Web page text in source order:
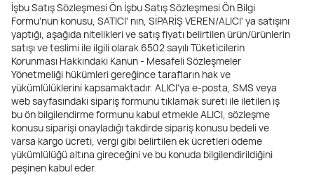
İşbu Satış Sözleşmesi Ön İşbu Satış Sözleşmesi Ön Bilgi
Formu’nun konusu, SATICI' nın, SİPARİŞ VEREN/ALICI' ya satışını
yaptığı, aşağıda nitelikleri ve satış fiyatı belirtilen ürün/ürünlerin
satışı ve teslimi ile ilgili olarak 6502 sayılı Tüketicilerin
Korunması Hakkındaki Kanun - Mesafeli Sözleşmeler
Yönetmeliği hükümleri gereğince tarafların hak ve
yükümlülüklerini kapsamaktadır. ALICI’ya e-posta, SMS veya
web sayfasındaki sipariş formunu tıklamak sureti ile iletilen iş
bu ön bilgilendirme formunu kabul etmekle ALICI, sözleşme
konusu siparişi onayladığı takdirde sipariş konusu bedeli ve
varsa kargo ücreti, vergi gibi belirtilen ek ücretleri ödeme
yükümlülüğü altına gireceğini ve bu konuda bilgilendirildiğini
peşinen kabul eder.